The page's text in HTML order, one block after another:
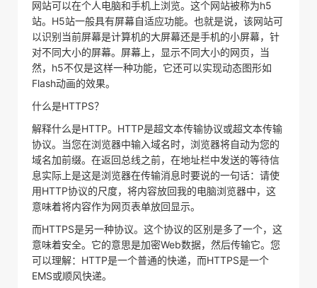
网站可以在个人电脑和手机上浏览。这个网站被称为h5
站。H5站一般具有屏幕自适应功能。也就是说，该网站可
以识别当前屏幕是计算机的大屏幕还是手机的小屏幕，针
对不同大小的屏幕。屏幕上，显示不同大小的网页，当
然，h5不仅是这样一种功能，它还可以实现动态图形如
Flash动画的效果。
什么是HTTPS？
解释什么是HTTP。HTTP是超文本传输协议或超文本传输
协议。当您在浏览器中输入域名时，浏览器将自动为您的
域名加前缀。在返回总线之前，在地址栏中发送的等待信
息实际上是这是浏览器在传输消息时要说的一句话：请使
用HTTP协议的尺度，将内容放回我的电脑浏览器中，这
意味着将内容作为网页表单放回显示。
而HTTPS是另一种协议。这个协议的区别是多了一个，这
意味着安全。它的意思是加密Web数据，然后传输它。您
可以理解：HTTP是一个普通的快递，而HTTPS是一个
EMS或顺风快递。